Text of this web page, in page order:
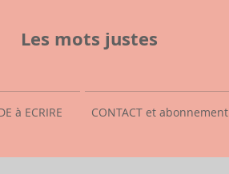
Les mots justes
à ECRIRE CONTACT et abonnement